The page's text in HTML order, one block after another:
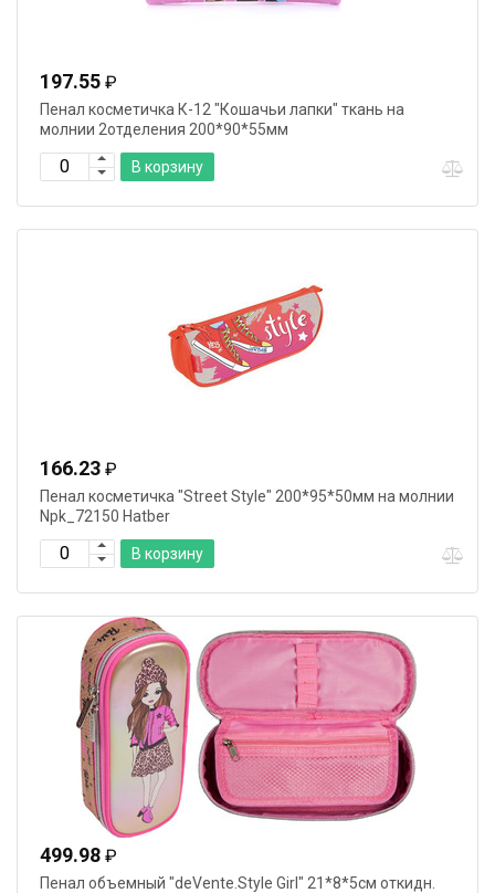
197.55 ₽
Пенал косметичка К-12 "Кошачьи лапки" ткань на
молнии 2отделения 200*90*55мм
В корзину
166.23 ₽
Пенал косметичка "Street Style" 200*95*50мм на молнии
Npk_72150 Hatber
В корзину
499.98 ₽
Пенал объемный "deVente.Style Girl" 21*8*5см откидн.